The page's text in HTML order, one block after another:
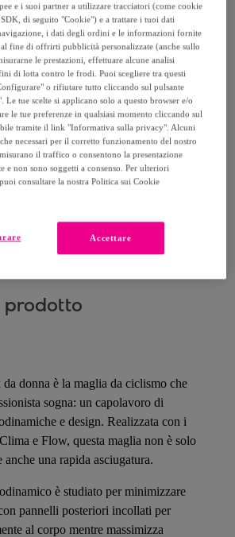
Cycling Wear
€
08e il24/08
prodotto
donna è la maglia da ciclismo che
sogna: un capolavoro di
e design. Realizzata con i
e Flow, questa maglia non è solo
una rapida asciugatura.
è studiato per minimizzare
pannelli posteriori incollati per
al corpo mentre massimizza
e i suoi partner a utilizzare tracciatori (come cookie
di seguito "Cookie") e a trattare i tuoi dati
i dati degli ordini e le informazioni fornite
fine di offrirti pubblicità personalizzate (anche sullo
le prestazioni, effettuare alcune analisi
di lotta contro le frodi. Puoi scegliere tra questi
o rifiutare tutto cliccando sul pulsante
Le tue scelte si applicano solo a questo browser e/o
le tue preferenze in qualsiasi momento cliccando sul
tramite il link "Informativa sulla privacy". Alcuni
necessari per il corretto funzionamento del nostro
il traffico o consentono la presentazione
e non sono soggetti a consenso. Per ulteriori
consultare la nostra Politica sui Cookie
Accettare